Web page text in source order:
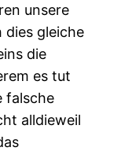
unsere
dies gleiche
die
es tut
falsche
alldieweil